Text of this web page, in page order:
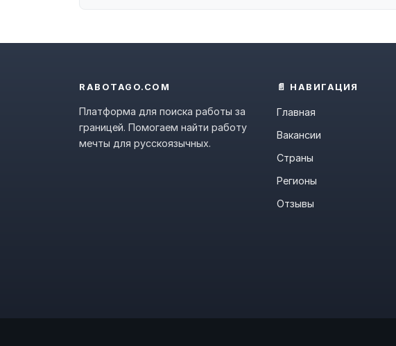
RABOTAGO.COM
Платформа для поиска работы за
границей. Помогаем найти работу
мечты для русскоязычных.
📄 НАВИГАЦИЯ
Главная
Вакансии
Страны
Регионы
Отзывы